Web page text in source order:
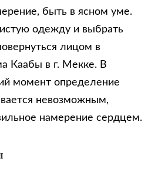
быть в ясном уме.
одежду и выбрать
лицом в
Каабы в г. Мекке. В
момент определение
невозможным,
намерение сердцем.